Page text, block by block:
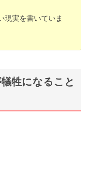
現実を書いていま
牲になること